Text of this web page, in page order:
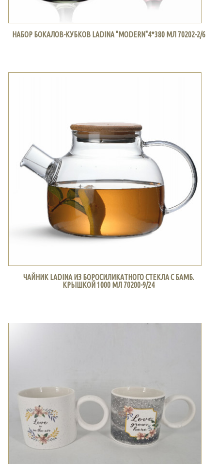
НАБОР БОКАЛОВ-КУБКОВ LADINA "MODERN"4*380 МЛ 70202-2/6
ЧАЙНИК LADINA ИЗ БОРОСИЛИКАТНОГО СТЕКЛА С БАМБ.
КРЫШКОЙ 1000 МЛ 70200-9/24